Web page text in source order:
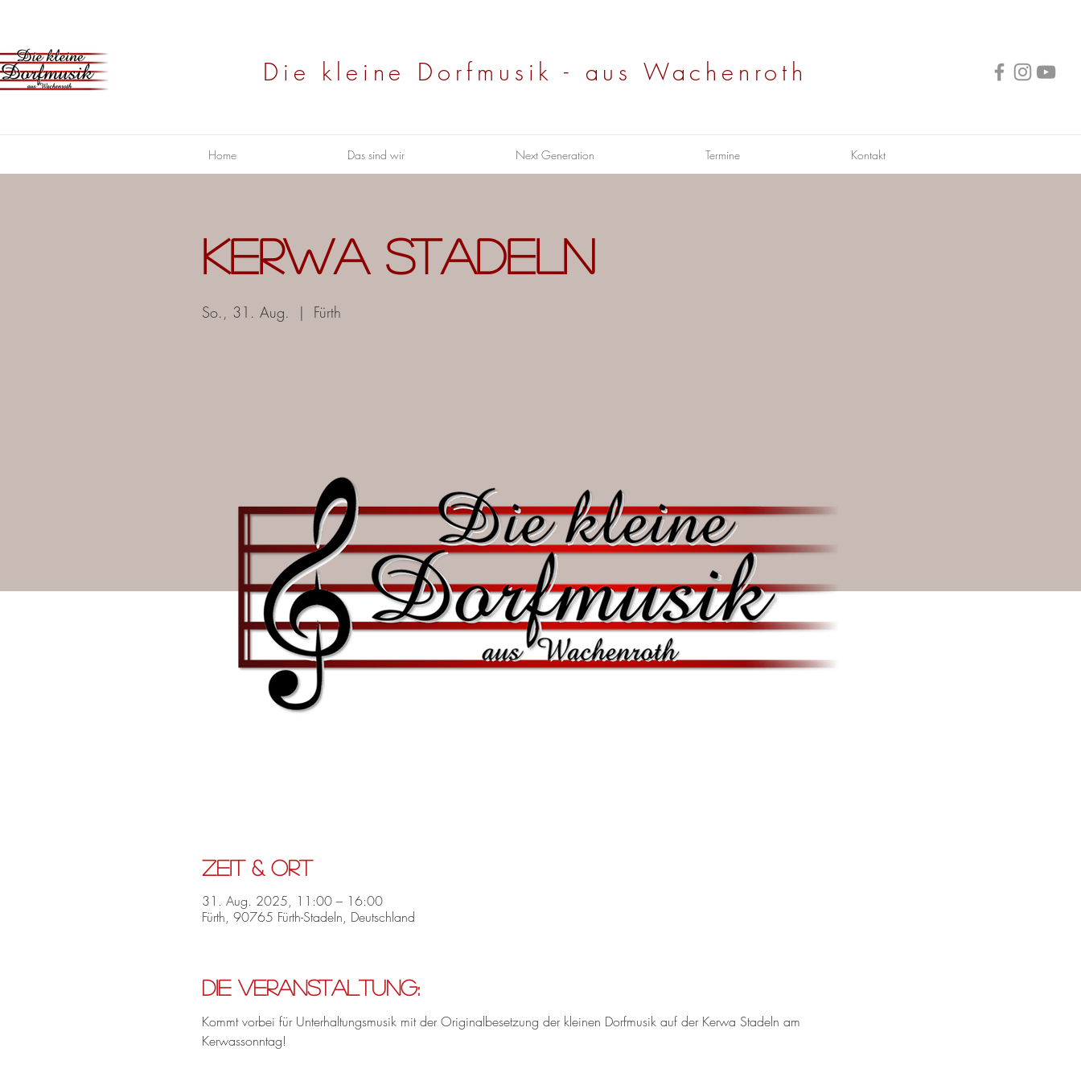
Die kleine Dorfmusik - aus Wachenroth
Home Das sind wir Next Generation Termine Kontakt
Kerwa Stadeln
So., 31. Aug.
  |
Fürth
Zeit & Ort
31. Aug. 2025, 11:00 – 16:00
Fürth, 90765 Fürth-Stadeln, Deutschland
Die Veranstaltung:
Kommt vorbei für Unterhaltungsmusik mit der Originalbesetzung der kleinen Dorfmusik auf der Kerwa Stadeln am
Kerwassonntag!